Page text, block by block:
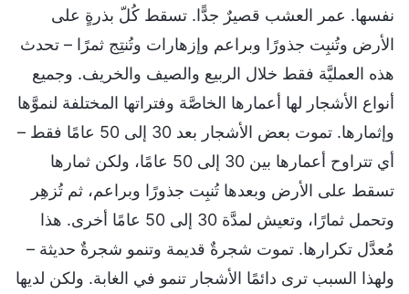
نفسها. عمر العشب قصيرٌ جدًّا. تسقط كُلّ بذرةٍ على
الأرض وتُنبِت جذورًا وبراعم وإزهارات وتُنتِج ثمرًا – تحدث
هذه العمليَّة فقط خلال الربيع والصيف والخريف. وجميع
أنواع الأشجار لها أعمارها الخاصَّة وفتراتها المختلفة لنموَّها
وإثمارها. تموت بعض الأشجار بعد 30 إلى 50 عامًا فقط –
أي تتراوح أعمارها بين 30 إلى 50 عامًا، ولكن ثمارها
تسقط على الأرض وبعدها تُنبِت جذورًا وبراعم، ثم تُزهِر
وتحمل ثمارًا، وتعيش لمدَّة 30 إلى 50 عامًا أخرى. هذا
مُعدَّل تكرارها. تموت شجرةٌ قديمة وتنمو شجرةٌ حديثة –
ولهذا السبب ترى دائمًا الأشجار تنمو في الغابة. ولكن لديها